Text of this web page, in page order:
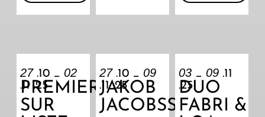
27 .10 _ 02
.11 .25
PREMIER
SUR
27 .10 _ 09
.11 .25
JAKOB
JACOBSSON
03 _ 09 .11
.25
DUO
FABRI &